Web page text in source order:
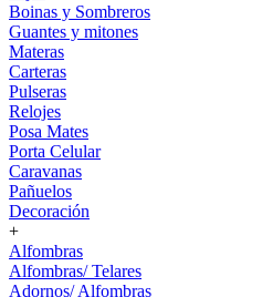
Boinas y Sombreros
Guantes y mitones
Materas
Carteras
Pulseras
Relojes
Posa Mates
Porta Celular
Caravanas
Pañuelos
Decoración
+
Alfombras
Alfombras/ Telares
Adornos/ Alfombras